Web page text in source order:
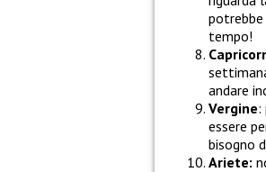
tempo!
andare
Vergine:
essere
bisogno
Ariete: